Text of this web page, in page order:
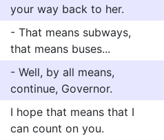
your way back to her.
- That means subways,
that means buses...
- Well, by all means,
continue, Governor.
I hope that means that I
can count on you.